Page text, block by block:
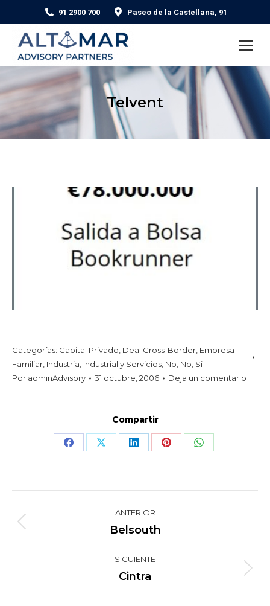
91 2900 700 Paseo de la Castellana, 91
Telvent
Categorías: Capital Privado Deal Cross-Border Empresa
Familiar Industria Industrial y Servicios No No Si
Por adminAdvisory 31 octubre, 2006 Deja un comentario
Compartir
Share Share Share Share Share
entre
ANTERIOR
Proyecto
Belsouth
SIGUIENTE
Proyecto
Cintra